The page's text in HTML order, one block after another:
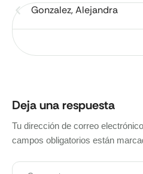
Gonzalez, Alejandra
Deja una respuesta
Tu dirección de correo
campos obligatorios están